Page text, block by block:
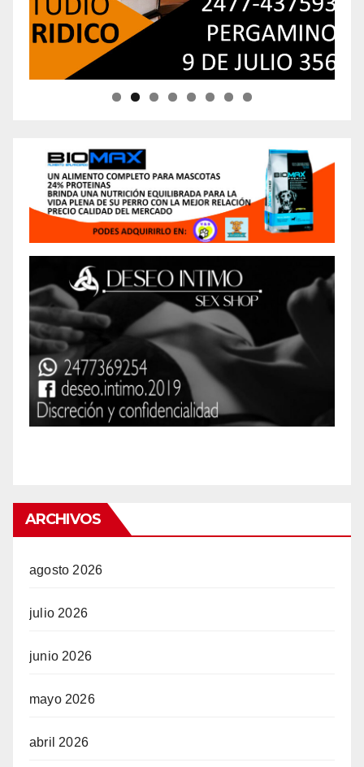
ARCHIVOS
agosto 2026
julio 2026
junio 2026
mayo 2026
abril 2026